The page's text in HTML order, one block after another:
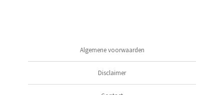
Algemene voorwaarden
Disclaimer